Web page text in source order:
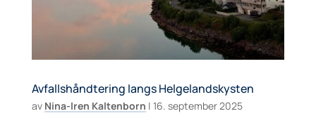
Avfallshåndtering langs Helgelandskysten
av Nina-Iren Kaltenborn | 16. september 2025